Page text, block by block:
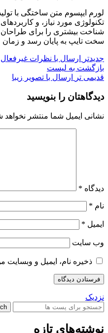
لورم ایپسوم متن ساختگی با
تکنولوژی مورد نیاز، و
شناخت بیشتری را برای طراحان
سخت تایپ به پایان رسد و زمان
جدیدتر
ارسال با نظرات غیرفعال
بازگشت به لیست
قدیمی تر
ارسال با تصویر زیبا
دیدگاهتان را بنویسید
نشانی ایمیل شما منتشر نخواهد
دیدگاه *
نام *
ایمیل *
وب‌ سایت
ذخیره نام، ایمیل و وبسایت
نزدیک
نوشته‌های تازه